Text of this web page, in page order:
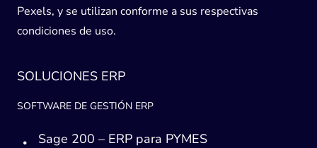
Pexels, y se utilizan conforme a sus respectivas
condiciones de uso.
SOLUCIONES ERP
SOFTWARE DE GESTIÓN ERP
Sage 200 – ERP para PYMES